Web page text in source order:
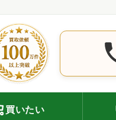
買いたい